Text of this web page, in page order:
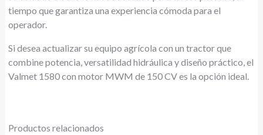
tiempo que garantiza una experiencia cómoda para el
operador.
Si desea actualizar su equipo agrícola con un tractor que
combine potencia, versatilidad hidráulica y diseño práctico, el
Valmet 1580 con motor MWM de 150 CV es la opción ideal.
Productos relacionados